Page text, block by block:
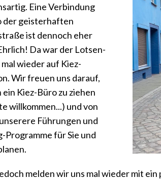
Eine Verbindung
der geisterhaften
ist dennoch eher
Da war der Lotsen-
wieder auf Kiez-
Wir freuen uns darauf,
Kiez-Büro zu ziehen
willkommen...) und von
Führungen und
Programme für Sie und
melden wir uns mal wieder mit ein